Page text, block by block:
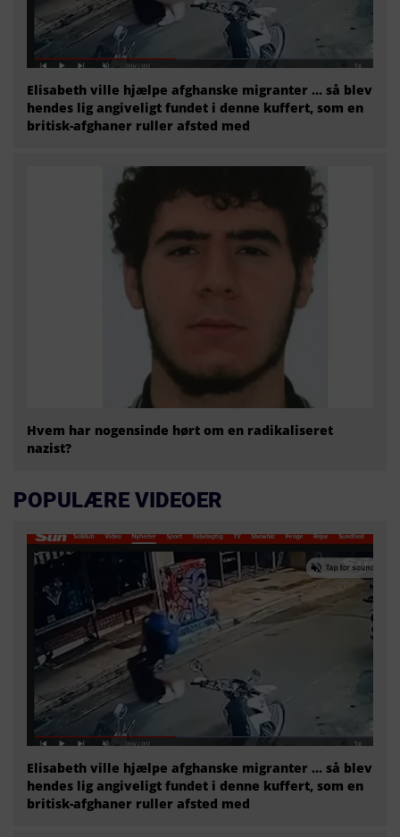
Elisabeth ville hjælpe afghanske migranter … så blev
hendes lig angiveligt fundet i denne kuffert, som en
britisk-afghaner ruller afsted med
Hvem har nogensinde hørt om en radikaliseret
nazist?
POPULÆRE VIDEOER
Elisabeth ville hjælpe afghanske migranter … så blev
hendes lig angiveligt fundet i denne kuffert, som en
britisk-afghaner ruller afsted med